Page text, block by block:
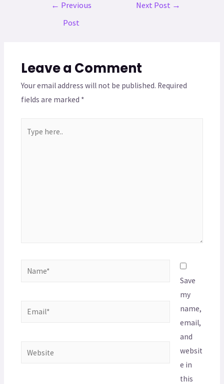
← Previous
Post
Next Post →
Leave a Comment
Your email address will not be published. Required
fields are marked *
Save
my
name,
email,
and
websit
e in
this